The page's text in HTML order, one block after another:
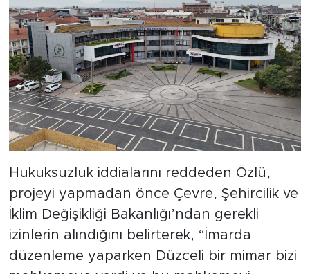
Hukuksuzluk iddialarını reddeden Özlü,
projeyi yapmadan önce Çevre, Şehircilik ve
İklim Değişikliği Bakanlığı’ndan gerekli
izinlerin alındığını belirterek, “İmarda
düzenleme yaparken Düzceli bir mimar bizi